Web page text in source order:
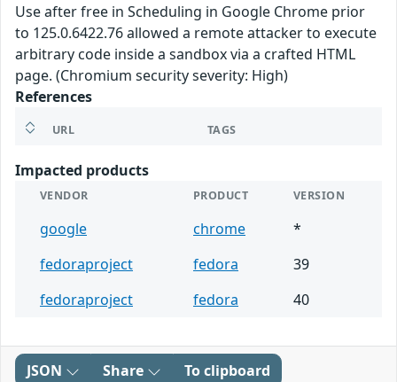
Use after free in Scheduling in Google Chrome prior
to 125.0.6422.76 allowed a remote attacker to execute
arbitrary code inside a sandbox via a crafted HTML
page. (Chromium security severity: High)
References
URL TAGS
Impacted products
VENDOR PRODUCT VERSION
google chrome
*
fedoraproject
fedora
39
fedoraproject
fedora 40
JSON Share To clipboard